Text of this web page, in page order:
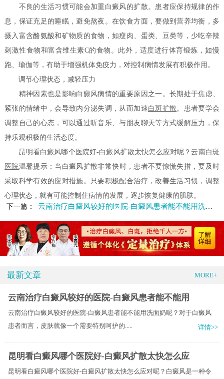
不良的生活习惯可能会加重白癜风的扩散。患者应保持规律的作
息，保证充足的睡眠，避免熬夜。在饮食方面，要做到营养均衡，多
摄入富含酪氨酸和矿物质的食物，如瘦肉、蛋类、豆类等，少吃辛辣
刺激性食物和富含维生素C的食物。此外，适度进行体育锻炼，如慢
跑、瑜伽等，有助于增强机体免疫力，对控制病情发展有积极作用。
调节心理状态，减轻压力
精神因素也是影响白癜风病情的重要原因之一。长期处于焦虑、
紧张的情绪中，会导致内分泌失调，从而加速白斑扩散。患者要学会
调整自己的心态，可以通过听音乐、与朋友聊天等方式缓解压力，保
持乐观积极的生活态度。
昆明看白癜风哪个医院好-白癜风扩散太快怎么应对呢？云南白斑
医院温馨提示：当白癜风扩散非常快时，患者不要惊慌失措，要及时
采取科学有效的应对措施。只要积极配合治疗，改善生活习惯，调整
心理状态，就有可能控制住病情的发展，逐步恢复健康的肌肤。
下一篇：
云南治疗白癜风较好的医院-白癜风患者能不能用洗面奶呢
最新文章 MORE+
云南治疗白癜风较好的医院-白癜风患者能不能用
云南治疗白癜风较好的医院-白癜风患者能不能用洗面奶呢？对于白癜风
患者而言，皮肤就像一个需要特别呵护的.....
详情>>
昆明看白癜风哪个医院好-白癜风扩散太快怎么应
昆明看白癜风哪个医院好-白癜风扩散太快怎么应对呢？白癜风是一种令